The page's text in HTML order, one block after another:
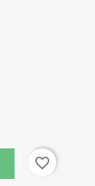
favorite_border